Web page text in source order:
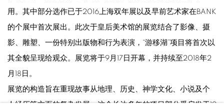
用。其中部分选作已于2016上海双年展以及早前艺术家在BANK
的个展中首次展出。此次于皇后美术馆的展览结合了影像、摄
影、雕塑、一份特别出版物和行为表演，“游移湖”项目将首次以
其全貌呈现给观众。展览将于9月17日开幕，并持续至2018年2
月18日。
展览的构造旨在重现故事从地理、历史、神学文化、小说及个
人经历等方面的复杂发展。这个长达多年的项目部分受启发于19